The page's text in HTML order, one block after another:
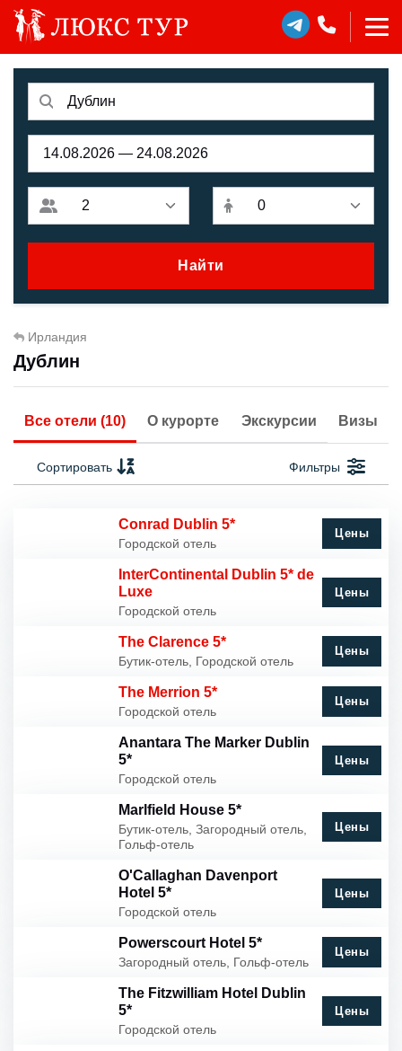
Найти
Ирландия
Дублин
Все отели (10) О курорте Экскурсии Визы
Сортировать Фильтры
Conrad Dublin 5*
Городской отель
Цены
InterContinental Dublin 5* de
Luxe
Городской отель
Цены
The Clarence 5*
Бутик-отель, Городской отель
Цены
The Merrion 5*
Городской отель
Цены
Anantara The Marker Dublin
5*
Городской отель
Цены
Marlfield House 5*
Бутик-отель, Загородный отель,
Гольф-отель
Цены
O'Callaghan Davenport
Hotel 5*
Городской отель
Цены
Powerscourt Hotel 5*
Загородный отель, Гольф-отель
Цены
The Fitzwilliam Hotel Dublin
5*
Городской отель
Цены